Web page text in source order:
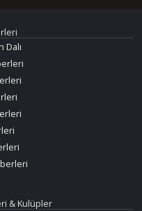
Dalı
& Kulüpler